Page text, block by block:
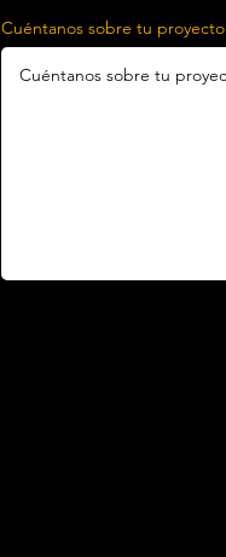
Cuéntanos sobre tu proyecto